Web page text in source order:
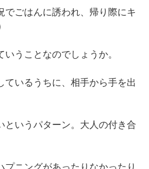
でごはんに誘われ、帰り際にキ
いうことなのでしょうか。
ているうちに、相手から手を出
というパターン。大人の付き合